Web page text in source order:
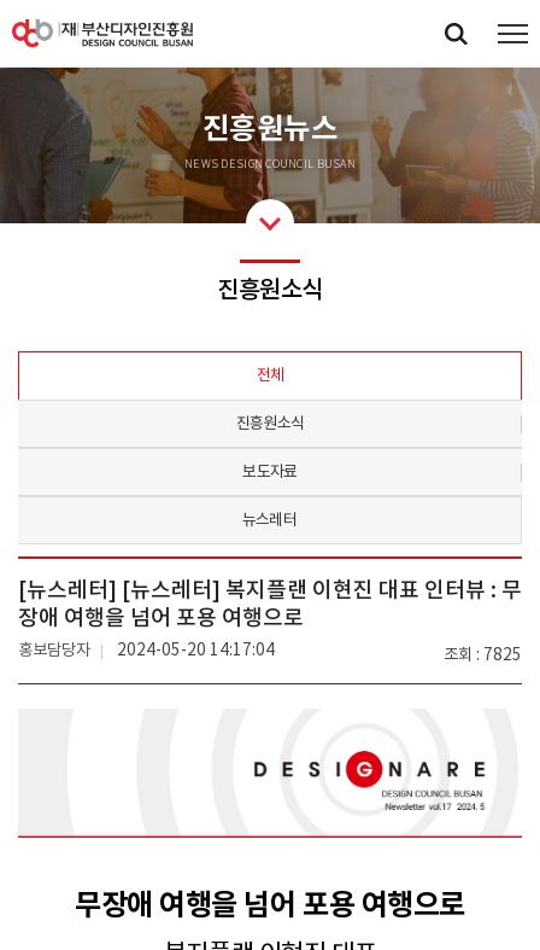
진흥원뉴스
NEWS DESIGN COUNCIL BUSAN
진흥원소식
전체
진흥원소식
보도자료
뉴스레터
[뉴스레터] [뉴스레터] 복지플랜 이현진 대표 인터뷰 : 무
장애 여행을 넘어 포용 여행으로
조회 7825
홍보담당자 2024-05-20 14:17:04
무장애 여행을 넘어 포용 여행으로